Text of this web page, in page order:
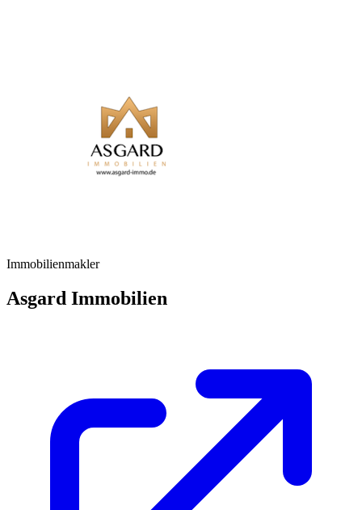
Immobilienmakler
Asgard Immobilien